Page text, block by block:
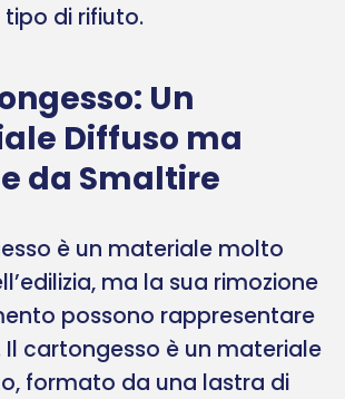
di rifiuto.
Un
Diffuso ma
da Smaltire
è un materiale molto
ma la sua rimozione
possono rappresentare
Il cartongesso è un materiale
formato da una lastra di